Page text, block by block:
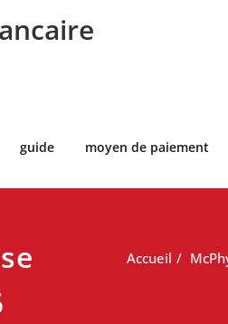
guide moyen de paiement
Accueil